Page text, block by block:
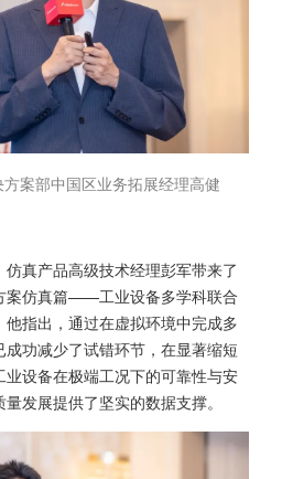
案部中国区业务拓展经理高健
真产品高级技术经理彭军带来了
案仿真篇——工业设备多学科联合
指出，通过在虚拟环境中完成多
功减少了试错环节，在显著缩短
设备在极端工况下的可靠性与安
发展提供了坚实的数据支撑。